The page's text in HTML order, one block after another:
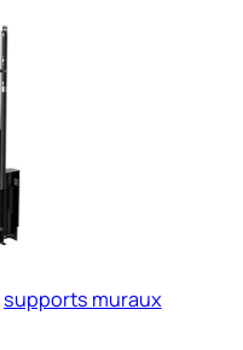
supports muraux